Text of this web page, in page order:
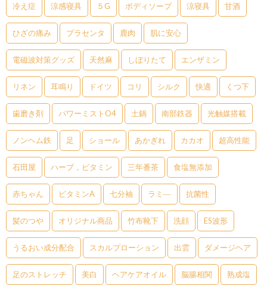
冷え症 涼感寝具 ５G ボディソープ 涼寝具 甘酒
ひざの痛み プラセンタ 鹿肉 肌に安心
電磁波対策グッズ 天然麻 しぼりたて エンザミン
リネン 耳鳴り ドイツ コリ シルク 快適 くつ下
歯磨き剤 パワーミストO4 土鍋 南部鉄器 光触媒搭載
ノンヘム鉄 足 ショール あかぎれ カカオ 超高性能
石田屋 ハーブ，ビタミン 三年番茶 食塩無添加
赤ちゃん ビタミンA 七分袖 ラミ― 抗菌性
髪のつや オリジナル商品 竹布靴下 洗顔 ES波形
うるおい成分配合 スカルプローション 出雲 ダメージヘア
足のストレッチ 美白 ヘアケアオイル 脳腸相関 熟成塩